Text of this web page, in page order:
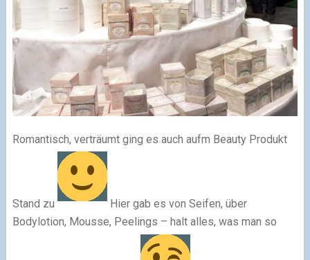
Romantisch, verträumt ging es auch aufm Beauty Produkt
Stand zu
Hier gab es von Seifen, über
Bodylotion, Mousse, Peelings – halt alles, was man so